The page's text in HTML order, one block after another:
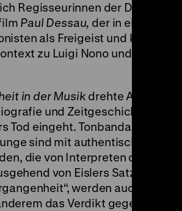
Regisseurinnen der DEFA davon
Paul Dessau, der in einer Zeit
als Freigeist und
zu Luigi Nono und Georgio
in der Musikdrehte Andrea
und Zeitgeschichte
Tod eingeht.
sind mit authentischen
die von Interpreten der
von Eislers Satz „Wer die
werden auch
das Verdikt gegen seine